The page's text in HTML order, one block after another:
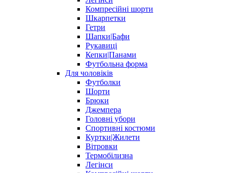
Компресійні шорти
Шкарпетки
Гетри
Шапки|Бафи
Рукавиці
Кепки|Панами
Футбольна форма
Для чоловіків
Футболки
Шорти
Брюки
Джемпера
Головні убори
Спортивні костюми
Куртки|Жилети
Вітровки
Термобілизна
Легінси